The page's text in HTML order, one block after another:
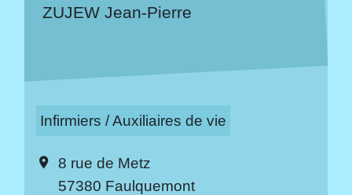
ZUJEW Jean-Pierre
Infirmiers / Auxiliaires de vie
location_on
8 rue de Metz
57380 Faulquemont